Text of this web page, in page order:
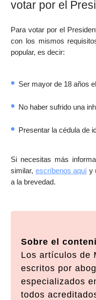
votar por el
Para votar por el
con los mismos
popular, es decir:
Ser mayor de 18 años
No haber sufrido una
Presentar la cédula de
Si necesitas más
similar, escríbenos aquíy
a la brevedad.
Sobre el
Los artículos de
escritos por
especializados
todos